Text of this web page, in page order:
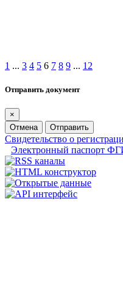
1 ... 3 4 5 6 7 8 9 ... 12
Отправить документ
×
Отмена
Отправить
Свидетельство о
Электронный паспорт